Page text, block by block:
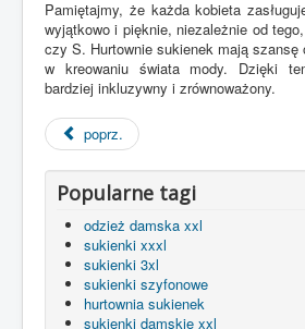
Pamiętajmy, że każda kobieta
wyjątkowo i pięknie, niezależnie od
czy S. Hurtownie sukienek mają szansę
w kreowaniu świata mody. Dzięki
bardziej inkluzywny i zrównoważony.
poprz.
Popularne tagi
odzież damska xxl
sukienki xxxl
sukienki 3xl
sukienki szyfonowe
hurtownia sukienek
sukienki damskie xxl